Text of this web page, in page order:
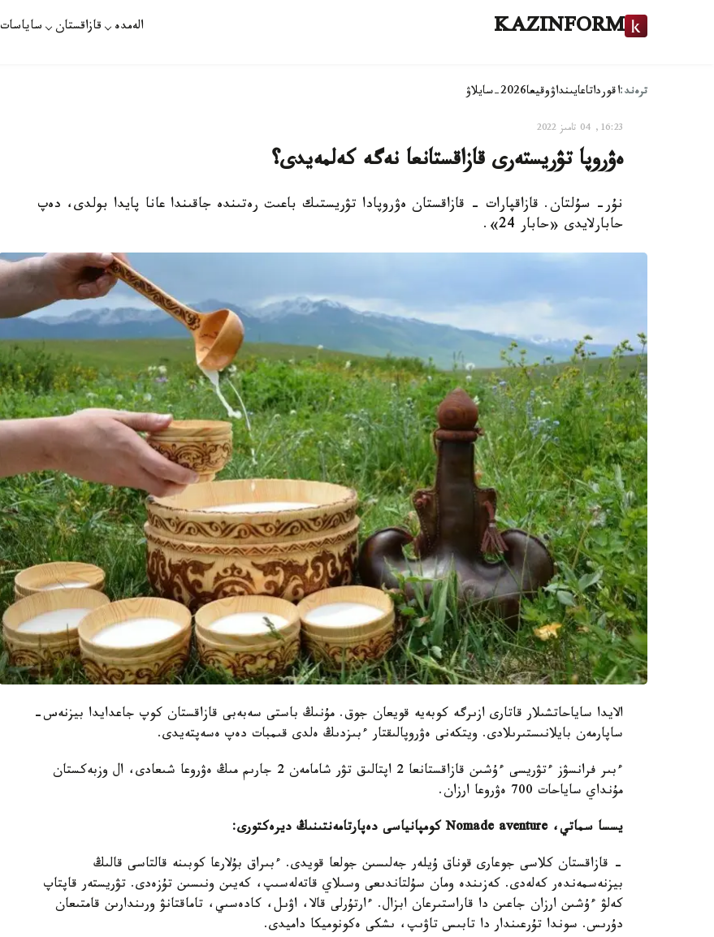
KAZINFORM الەمدە قازاقستان ساياسات
ترەند:اقورداتاعايىنداۋوقيعا2026-سايلاۋ
16:23, 04 تامىز 2022
ەۋروپا تۋريستەرى قازاقستانعا نەگە كەلمەيدى؟
نۇر- سۇلتان. قازاقپارات - قازاقستان ەۋروپادا تۋريستىك باعىت رەتىندە جاقىندا عانا پايدا بولدى، دەپ
حابارلايدى «حابار 24».
الايدا ساياحاتشىلار قاتارى ازىرگە كوبەيە قويعان جوق. مۇنىڭ باستى سەبەبى قازاقستان كوپ جاعدايدا بيزنەس-
ساپارمەن بايلانىستىرىلادى. ويتكەنى ەۋروپالىقتار ءبىزدىڭ ەلدى قىمبات دەپ ەسەپتەيدى.
ءبىر فرانسۋز ءتۋريسى ءۇشىن قازاقستانعا 2 اپتالىق تۋر شامامەن 2 جارىم مىڭ ەۋروعا شىعادى، ال وزبەكستان
مۇنداي ساياحات 700 ەۋروعا ارزان.
يسسا سماتي، Nomade aventure كومپانياسى دەپارتامەنتىنىڭ ديرەكتورى:
- قازاقستان كلاسى جوعارى قوناق ۇيلەر جەلىسىن جولعا قويدى. ءبىراق بۇلارعا كوبىنە قالتاسى قالىڭ
بيزنەسمەندەر كەلەدى. كەزىندە ومان سۇلتاندىعى وسىلاي قاتەلەسىپ، كەيىن ونىسىن تۇزەدى. تۋريستەر قاپتاپ
كەلۋ ءۇشىن ارزان جاعىن دا قاراستىرعان ابزال. ءارتۇرلى قالا، اۋىل، كادەسىي، تاماقتانۋ ورىندارىن قامتىعان
دۇرىس. سوندا تۇرعىندار دا تابىس تاۋىپ، ىشكى ەكونوميكا داميدى.